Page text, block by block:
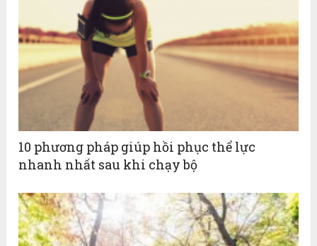
10 phương pháp giúp hồi phục thể lực
nhanh nhất sau khi chạy bộ